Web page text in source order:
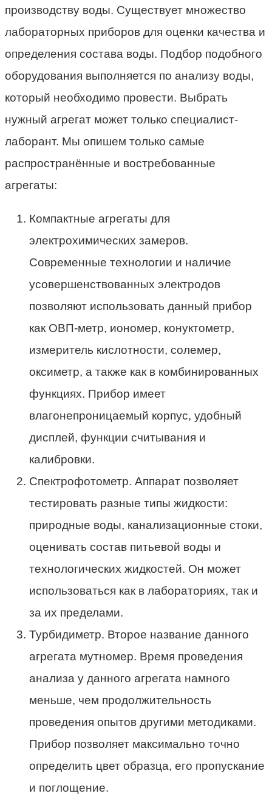
производству воды. Существует множество
лабораторных приборов для оценки качества и
определения состава воды. Подбор подобного
оборудования выполняется по анализу воды,
который необходимо провести. Выбрать
нужный агрегат может только специалист-
лаборант. Мы опишем только самые
распространённые и востребованные
агрегаты:
Компактные агрегаты для
электрохимических замеров.
Современные технологии и наличие
усовершенствованных электродов
позволяют использовать данный прибор
как ОВП-метр, иономер, конуктометр,
измеритель кислотности, солемер,
оксиметр, а также как в комбинированных
функциях. Прибор имеет
влагонепроницаемый корпус, удобный
дисплей, функции считывания и
калибровки.
Спектрофотометр. Аппарат позволяет
тестировать разные типы жидкости:
природные воды, канализационные стоки,
оценивать состав питьевой воды и
технологических жидкостей. Он может
использоваться как в лабораториях, так и
за их пределами.
Турбидиметр. Второе название данного
агрегата мутномер. Время проведения
анализа у данного агрегата намного
меньше, чем продолжительность
проведения опытов другими методиками.
Прибор позволяет максимально точно
определить цвет образца, его пропускание
и поглощение.